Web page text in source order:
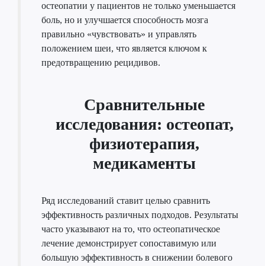
остеопатии у пациентов не только уменьшается
боль, но и улучшается способность мозга
правильно «чувствовать» и управлять
положением шеи, что является ключом к
предотвращению рецидивов.
Сравнительные
исследования: остеопат,
физиотерапия,
медикаменты
Ряд исследований ставит целью сравнить
эффективность различных подходов. Результаты
часто указывают на то, что остеопатическое
лечение демонстрирует сопоставимую или
большую эффективность в снижении болевого